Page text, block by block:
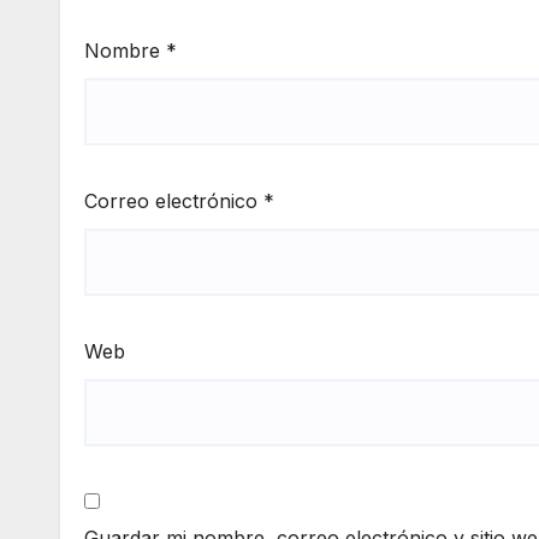
Nombre *
Correo electrónico *
Web